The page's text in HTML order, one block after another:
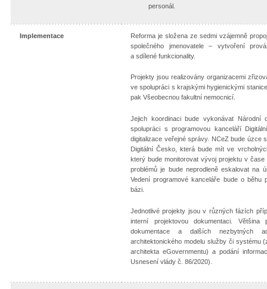
personál.
Implementace
Reforma je složena ze sedmi vzájemně
společného jmenovatele – vytvoření
a sdílené funkcionality.
Projekty jsou realizovány organizacemi
ve spolupráci s krajskými hygienickými
pak Všeobecnou fakultní nemocnicí.
Jejich koordinaci bude vykonávat Národní
spolupráci s programovou kanceláří
digitalizace veřejné správy. NCeZ bude úzce
Digitální Česko, která bude mít ve
který bude monitorovat vývoj projektu v
problémů je bude neprodleně eskalovat na
Vedení programové kanceláře bude o běhu
bázi.
Jednotlivé projekty jsou v různých fázích
interní projektovou dokumentaci.
dokumentace a dalších nezbytných
architektonického modelu služby či systému
architekta eGovernmentu) a podání
Usnesení vlády č. 86/2020).